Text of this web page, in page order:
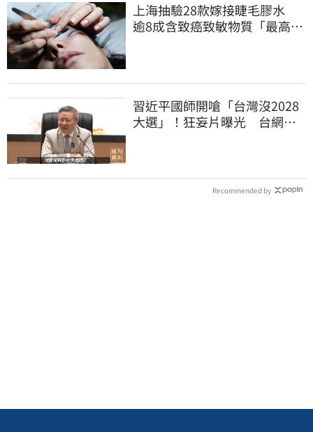
上海抽驗28款嫁接睫毛膠水
逾8成含致癌致敏物質「最高超
習近平國師開嗆「台灣沒2028
大選」！狂妄片曝光 台網
Recommended by